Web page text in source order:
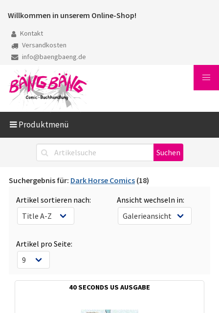
Willkommen in unserem Online-Shop!
Kontakt
Versandkosten
info@baengbaeng.de
Produktmenü
Suchergebnis für: Dark Horse Comics (18)
Artikel sortieren nach:
Ansicht wechseln in:
Artikel pro Seite:
40 SECONDS US AUSGABE